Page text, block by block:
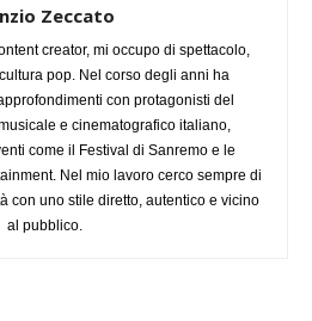
Zeccato
creator, mi occupo di spettacolo,
pop. Nel corso degli anni ha
con protagonisti del
e cinematografico italiano,
come il Festival di Sanremo e le
Nel mio lavoro cerco sempre di
con uno stile diretto, autentico e vicino
al pubblico.